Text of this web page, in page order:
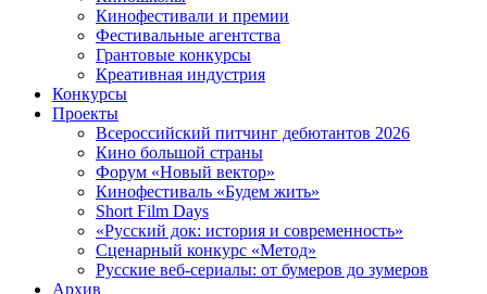
Кинофестивали и премии
Фестивальные агентства
Грантовые конкурсы
Креативная индустрия
Конкурсы
Проекты
Всероссийский питчинг дебютантов 2026
Кино большой страны
Форум «Новый вектор»
Кинофестиваль «Будем жить»
Short Film Days
«Русский док: история и современность»
Сценарный конкурс «Метод»
Русские веб-сериалы: от бумеров до зумеров
Архив